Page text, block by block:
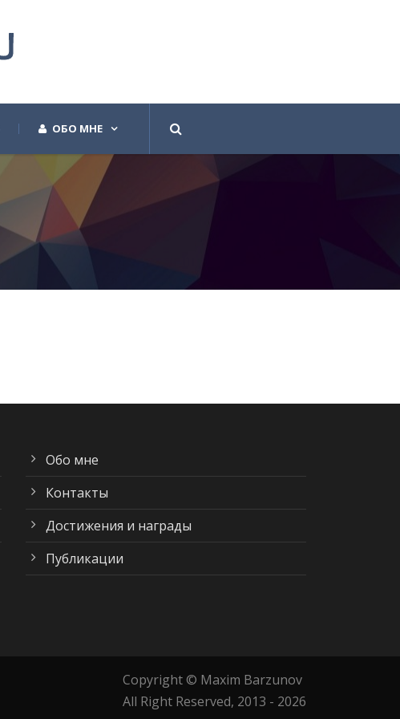
ОБО МНЕ
Обо мне
Контакты
Достижения и награды
Публикации
Copyright © Maxim Barzunov
All Right Reserved, 2013 - 2026